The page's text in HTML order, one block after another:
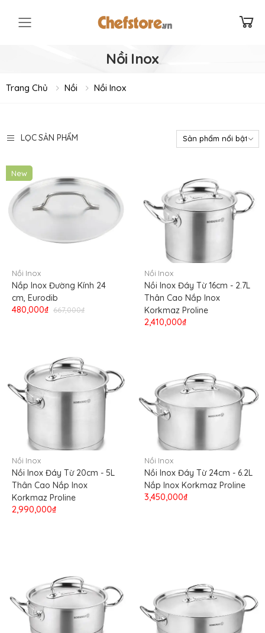
Toggle mobile menu
Nồi Inox
Trang Chủ Nồi Nồi Inox
LỌC SẢN PHẨM
New
Nồi Inox
Nắp Inox Đường Kính 24
cm, Eurodib
480,000₫ 667,000₫
Nồi Inox
Nồi Inox Đáy Từ 16cm - 2.7L
Thân Cao Nắp Inox
Korkmaz Proline
2,410,000₫
Nồi Inox
Nồi Inox Đáy Từ 20cm - 5L
Thân Cao Nắp Inox
Korkmaz Proline
2,990,000₫
Nồi Inox
Nồi Inox Đáy Từ 24cm - 6.2L
Nắp Inox Korkmaz Proline
3,450,000₫